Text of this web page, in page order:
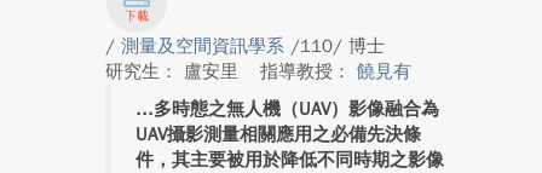
/ 測量及空間資訊學系 /110/ 博士
研究生： 盧安里
指導教授： 饒見有
多時態之無人機（UAV）影像融合為
UAV攝影測量相關應用之必備先決條
件，其主要被用於降低不同時期之影像